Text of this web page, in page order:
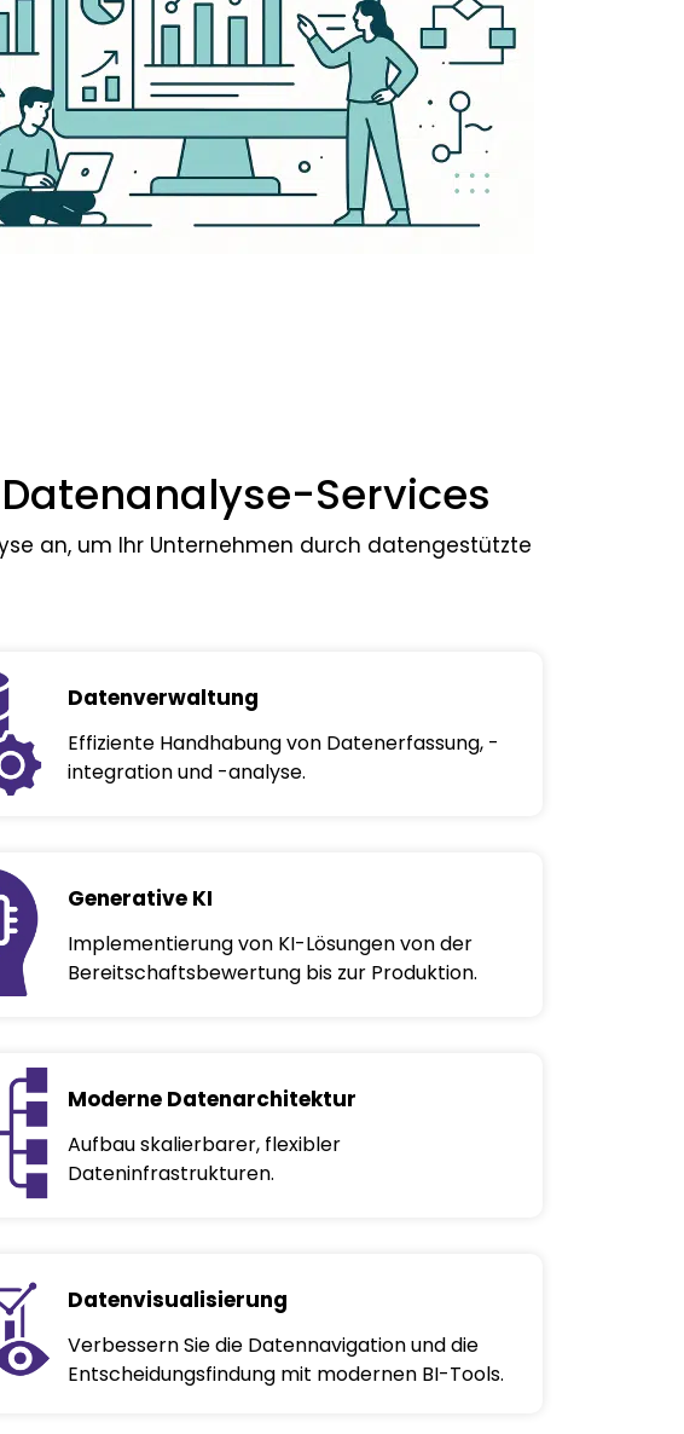
Services
an, um Ihr Unternehmen durch datengestützte
Datenverwaltung
Effiziente Handhabung von Datenerfassung, -
integration und -analyse.
Generative KI
Implementierung von KI-Lösungen von der
Bereitschaftsbewertung bis zur Produktion.
Moderne Datenarchitektur
Aufbau skalierbarer, flexibler
Dateninfrastrukturen.
Datenvisualisierung
Verbessern Sie die Datennavigation und die
Entscheidungsfindung mit modernen BI-Tools.